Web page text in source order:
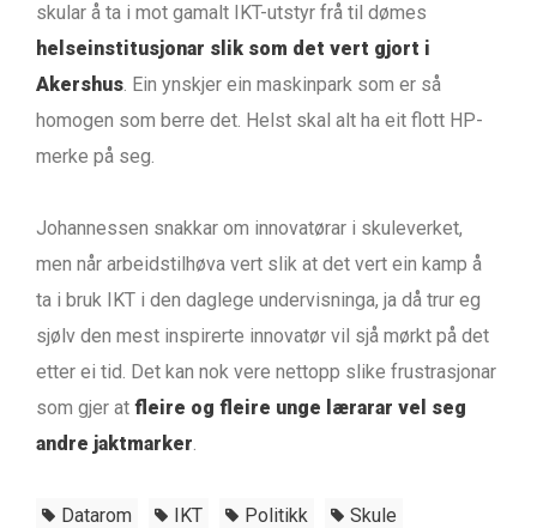
skular å ta i mot gamalt IKT-utstyr frå til dømes
helseinstitusjonar slik som det vert gjort i
Akershus. Ein ynskjer ein maskinpark som er så
homogen som berre det. Helst skal alt ha eit flott HP-
merke på seg.
Johannessen snakkar om innovatørar i skuleverket,
men når arbeidstilhøva vert slik at det vert ein kamp å
ta i bruk IKT i den daglege undervisninga, ja då trur eg
sjølv den mest inspirerte innovatør vil sjå mørkt på det
etter ei tid. Det kan nok vere nettopp slike frustrasjonar
som gjer at fleire og fleire unge lærarar vel seg
andre jaktmarker.
Datarom IKT Politikk
Skule